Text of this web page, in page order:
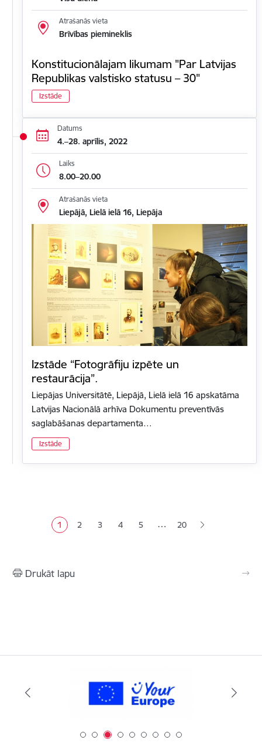
Atrašanās vieta
Brīvības piemineklis
Konstitucionālajam likumam "Par Latvijas
Republikas valstisko statusu – 30"
Izstāde
Datums
4.–28. aprīlis, 2022
Laiks
8.00–20.00
Atrašanās vieta
Liepājā, Lielā ielā 16, Liepāja
Izstāde “Fotogrāfiju izpēte un
restaurācija”.
Liepājas Universitātē, Liepājā, Lielā ielā 16 apskatāma
Latvijas Nacionālā arhīva Dokumentu preventīvās
saglabāšanas departamenta…
Izstāde
Pašreizējā lapa
1 Lapa
2 Lapa
3 Lapa
4 Lapa
5 … 20
Drukāt lapu